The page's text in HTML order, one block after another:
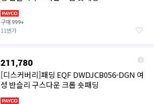
구매999+
11번가
211,780
[디스커버리]패딩 EQF DWDJCB056-DGN 여
성 반슬리 구스다운 크롭 숏패딩